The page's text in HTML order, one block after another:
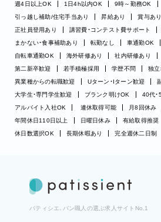
週4日以上OK
1日4h以内OK 9時～勤務OK
引っ越し補助/住宅手当あり
昇給あり 賞与あり
正社員登用あり
講習費・コンテスト費サポート
まかない・食事補助あり
転勤なし 車通勤OK
自転車通勤OK
海外研修あり 社内研修あり
第二新卒歓迎
若手積極採用 学歴不問
独立
異業種からの転職歓迎
Uターン・Iターン歓迎
大学生・専門学生歓迎
ブランク明けOK
40代
アルバイト入社OK
連休取得可能 月8回休み
年間休日110日以上
日曜日休み 有給取得推奨
休日数選択OK
長期休暇あり 完全週休二日制
パティシエ、パン職人の選ぶ求人サイトNo.1